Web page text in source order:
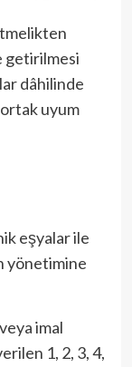
getirilmesi
dâhilinde
uyum
eşyalar ile
yönetimine
imal
1, 2, 3, 4,